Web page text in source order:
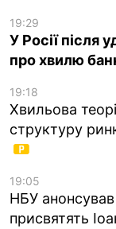
19:29
У Росії після
про хвилю
19:18
Хвильова
структуру
19:05
НБУ анонсував
присвятять